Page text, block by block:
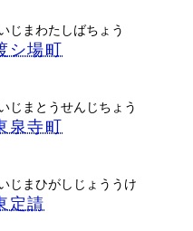
じまわたしばちょう
シ場町
じまとうせんじちょう
泉寺町
じまひがしじょううけ
定請